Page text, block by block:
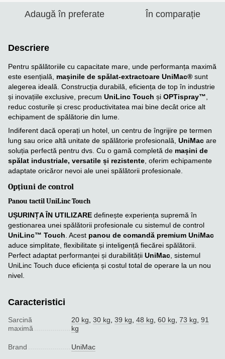
Adaugă în preferate În comparație
Descriere
Pentru spălătoriile cu capacitate mare, unde performanța maximă
este esențială, mașinile de spălat-extractoare UniMac® sunt
alegerea ideală. Construcția durabilă, eficiența de top în industrie
și inovațiile exclusive, precum UniLinc Touch și OPTispray™
reduc costurile și cresc productivitatea mai bine decât orice alt
echipament de spălătorie din lume.
Indiferent dacă operați un hotel, un centru de îngrijire pe termen
lung sau orice altă unitate de spălătorie profesională, UniMac are
soluția perfectă pentru dvs. Cu o gamă completă de mașini de
spălat industriale, versatile și rezistente , oferim echipamente
adaptate oricăror nevoi ale unei spălătorii profesionale.
Opțiuni de control
Panou tactil UniLinc Touch
UȘURINȚA ÎN UTILIZARE definește experiența supremă în
gestionarea unei spălătorii profesionale cu sistemul de control
UniLinc™ Touch . Acest panou de comandă premium UniMac
aduce simplitate, flexibilitate și inteligență fiecărei spălătorii.
Perfect adaptat performanței și durabilității UniMac , sistemul
UniLinc Touch duce eficiența și costul total de operare la un nou
nivel.
Caracteristici
Sarcină
maximă
20 kg 30 kg 39 kg 48 kg 60 kg 73 kg 91
kg
Brand UniMac